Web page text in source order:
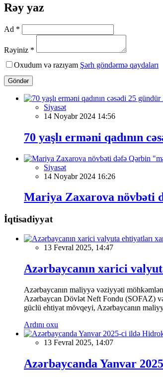
Rəy yaz
Ad *
Rəyiniz *
Oxudum və razıyam Şərh göndərmə qaydaları
Göndər
Siyasət
14 Noyabr 2024 14:56
70 yaşlı erməni qadının
Siyasət
14 Noyabr 2024 16:26
Mariya Zaxarova növbəti
İqtisadiyyat
13 Fevral 2025, 14:47
Azərbaycanın xarici
Azərbaycanın maliyyə vəziyyəti
Azərbaycan Dövlət Neft Fondu (SOFAZ)
güclü ehtiyat mövqeyi, Azərbaycanın
Ardını oxu
13 Fevral 2025, 14:07
Azərbaycanda Yanvar